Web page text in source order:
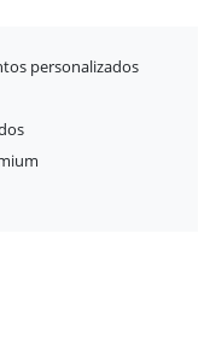
personalizados